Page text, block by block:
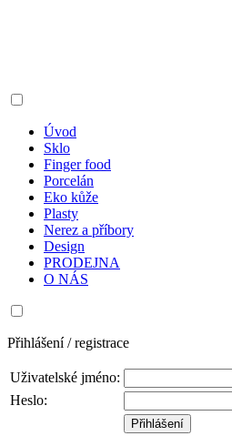
Úvod
Sklo
Finger food
Porcelán
Eko kůže
Plasty
Nerez a příbory
Design
PRODEJNA
O NÁS
Přihlášení / registrace
Uživatelské jméno:
Heslo: